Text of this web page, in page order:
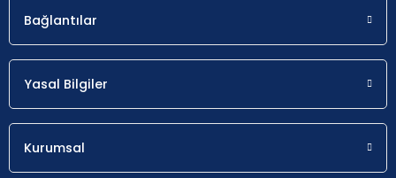
Bağlantılar
Yasal Bilgiler
Kurumsal